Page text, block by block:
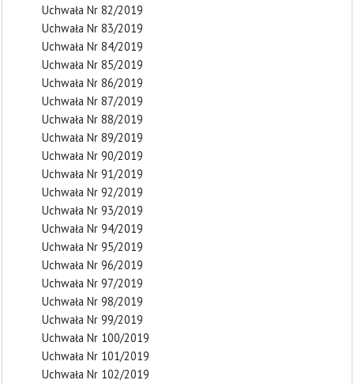
Uchwała Nr 82/2019
Uchwała Nr 83/2019
Uchwała Nr 84/2019
Uchwała Nr 85/2019
Uchwała Nr 86/2019
Uchwała Nr 87/2019
Uchwała Nr 88/2019
Uchwała Nr 89/2019
Uchwała Nr 90/2019
Uchwała Nr 91/2019
Uchwała Nr 92/2019
Uchwała Nr 93/2019
Uchwała Nr 94/2019
Uchwała Nr 95/2019
Uchwała Nr 96/2019
Uchwała Nr 97/2019
Uchwała Nr 98/2019
Uchwała Nr 99/2019
Uchwała Nr 100/2019
Uchwała Nr 101/2019
Uchwała Nr 102/2019